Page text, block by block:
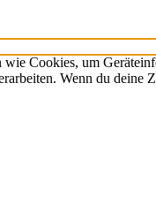
Cookies, um
Wenn du